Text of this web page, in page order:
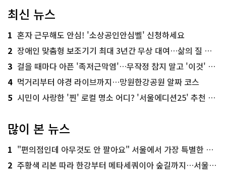
최신 뉴스
1 혼자 근무해도 안심! '소상공인안심벨' 신청하세요
2 장애인 맞춤형 보조기기 최대 3년간 무상 대여…삶의 질 높인다
3 걸을 때마다 아픈 '족저근막염'…무작정 참지 말고 '이것' 해보세요!
4 먹거리부터 야경 라이브까지…망원한강공원 알짜 코스
5 시민이 사랑한 '찐' 로컬 명소 어디? '서울에디션25' 추천 코스
많이 본 뉴스
1 "편의점인데 아무것도 안 팔아요" 서울에서 가장 특별한 편의점의 정체
2 주황색 리본 따라 한강부터 메타세쿼이아 숲길까지…서울둘레길 15코스